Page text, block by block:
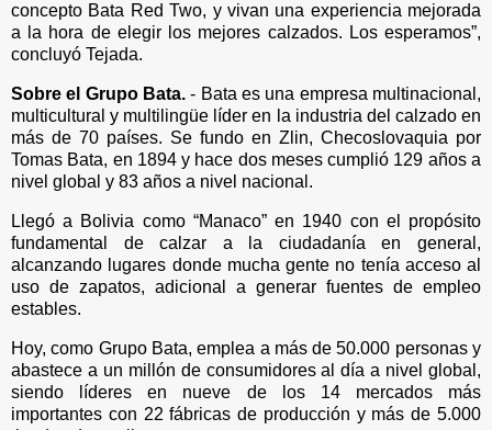
concepto Bata Red Two, y vivan una experiencia mejorada
a la hora de elegir los mejores calzados. Los esperamos”,
concluyó Tejada.
Sobre el Grupo Bata. - Bata es una empresa multinacional,
multicultural y multilingüe líder en la industria del calzado en
más de 70 países. Se fundo en Zlin, Checoslovaquia por
Tomas Bata, en 1894 y hace dos meses cumplió 129 años a
nivel global y 83 años a nivel nacional.
Llegó a Bolivia como “Manaco” en 1940 con el propósito
fundamental de calzar a la ciudadanía en general,
alcanzando lugares donde mucha gente no tenía acceso al
uso de zapatos, adicional a generar fuentes de empleo
estables.
Hoy, como Grupo Bata, emplea a más de 50.000 personas y
abastece a un millón de consumidores al día a nivel global,
siendo líderes en nueve de los 14 mercados más
importantes con 22 fábricas de producción y más de 5.000